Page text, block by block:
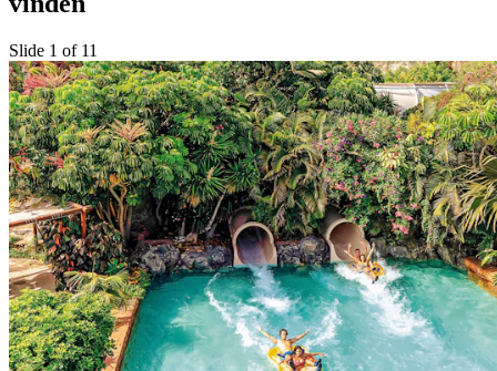
Slide 1 of 11